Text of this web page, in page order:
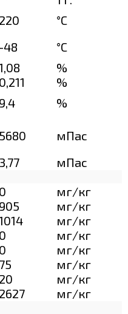
220
°C
-48
°C
%
0,211
%
9,4
%
5680
мПас
3,77
мПас
0
мг/кг
905
мг/кг
мг/кг
0
мг/кг
0
мг/кг
75
мг/кг
20
мг/кг
2627
мг/кг